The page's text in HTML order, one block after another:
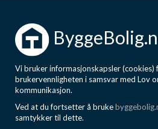
Vi bruker informasjonskapsler (cookies)
brukervennligheten i samsvar med Lov
kommunikasjon.
Ved at du fortsetter å bruke
samtykker til dette.